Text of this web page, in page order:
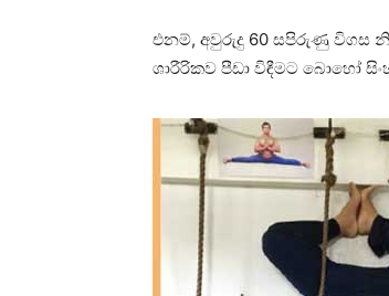
එනම්, අවුරුදු 60 සපිරුණු විගස
ශාරීරිකව පීඩා විඳීමට බොහෝ